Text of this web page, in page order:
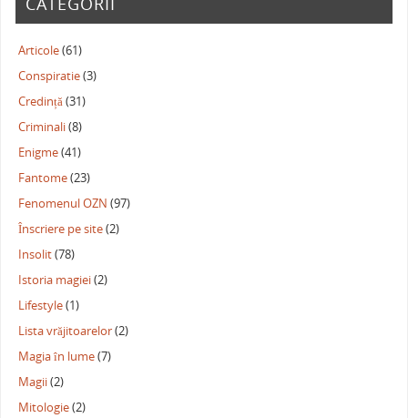
Articole(61)
Conspiratie(3)
Credință(31)
Criminali(8)
Enigme(41)
Fantome(23)
Fenomenul OZN (97)
Înscriere pe site(2)
Insolit(78)
Istoria magiei(2)
Lifestyle(1)
Lista vrăjitoarelor(2)
Magia în lume(7)
Magii(2)
Mitologie(2)